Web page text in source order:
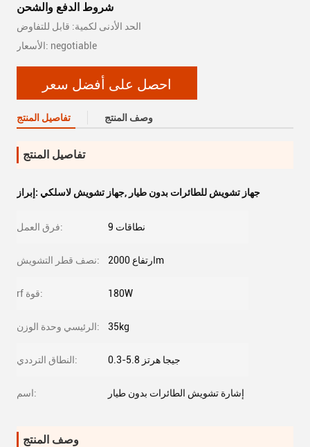
شروط الدفع والشحن
الحد الأدنى لكمية: قابل للتفاوض
الأسعار: negotiable
احصل على أفضل سعر
تفاصيل المنتج وصف المنتج
تفاصيل المنتج
إبراز: جهاز تشويش لاسلكي, جهاز تشويش للطائرات بدون طيار
فرق العمل: 9 نطاقات
نصف قطر التشويش: ارتفاع 2000m
rf قوة: 180W
الرئيسي وحدة الوزن: 35kg
النطاق الترددي: 0.3-5.8 جيجا هرتز
اسم: إشارة تشويش الطائرات بدون طيار
وصف المنتج